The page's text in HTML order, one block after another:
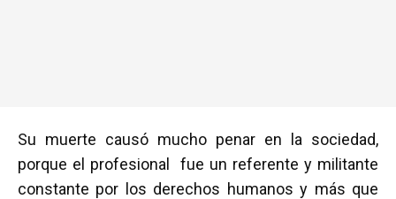
Su muerte causó mucho penar en la sociedad,
porque el profesional fue un referente y militante
constante por los derechos humanos y más que